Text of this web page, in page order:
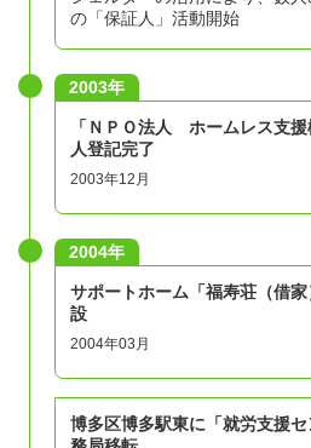
の「保証人」活動開始
2003年
「ＮＰＯ法人 ホームレス支
人登記完了
2003年12月
2004年
サポートホーム「福寿荘（借
設
2004年03月
博多区博多駅東に「就労支援